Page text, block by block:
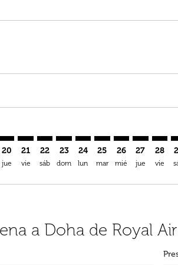
cmp-view-offers-disclaimer.
VIE–DOH: cmp-view-offers-disclaimer.
20
jue
VIE–DOH: cmp-view-offers-
21
vie
VIE–DOH: cmp-view-offers-
22
sáb
VIE–DOH: cmp-view-
23
dom
VIE–DOH: cmp-view-
24
lun
VIE–DOH: cmp-
25
mar
VIE–DOH:
26
mié
27
jue
28
vie
a Doha de Royal